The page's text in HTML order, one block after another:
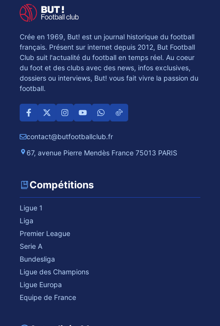
Crée en 1969, But! est un journal historique du football
français. Présent sur internet depuis 2012, But Football
Club suit l'actualité du football en temps réel. Au coeur
du foot et des clubs avec des news, infos exclusives,
dossiers ou interviews, But! vous fait vivre la passion du
football.
contact@butfootballclub.fr
67, avenue Pierre Mendès France 75013 PARIS
Compétitions
Ligue 1
Liga
Premier League
Serie A
Bundesliga
Ligue des Champions
Ligue Europa
Equipe de France